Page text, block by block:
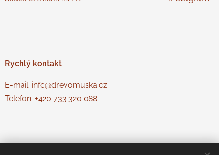
Rychlý kontakt
E-mail: info@drevomuska.cz
Telefon: +420 733 320 088